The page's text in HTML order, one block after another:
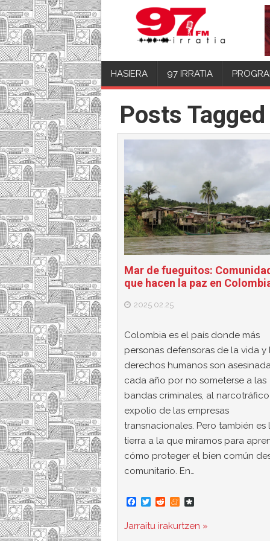
HASIERA 97 IRRATIA
Posts Tagged
Mar de fueguitos:
que hacen la paz en
2025.02.25
Colombia es el país donde más
personas defensoras de la vida y
derechos humanos son
cada año por no someterse a las
bandas criminales, al
expolio de las empresas
transnacionales. Pero también es
tierra a la que miramos para
cómo proteger el bien común
comunitario. En…
F
e
T
t
R
d
d
M
n
e
s
Jarraitu irakurtzen »